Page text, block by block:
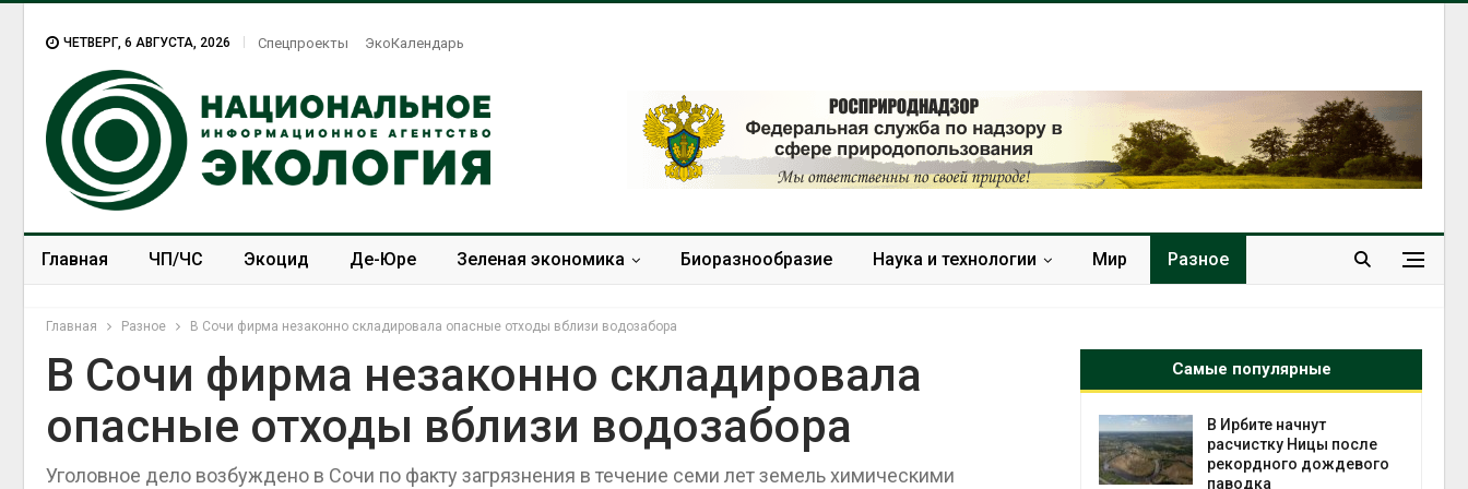
ЧЕТВЕРГ, 6 АВГУСТА, 2026 Спецпроекты ЭкоКалендарь
Главная ЧП/ЧС Экоцид Де-Юре Зеленая экономика Биоразнообразие Наука и технологии Мир Разное
Главная Разное В Сочи фирма незаконно складировала опасные отходы вблизи водозабора
В Сочи фирма незаконно складировала
опасные отходы вблизи водозабора
Уголовное дело возбуждено в Сочи по факту загрязнения в течение семи лет земель химическими
Самые популярные
Суд запретил
использовать
израильской тюрьмы
вредителей и рубок
В Ирбите начнут
расчистку Ницы после
рекордного дождевого
паводка